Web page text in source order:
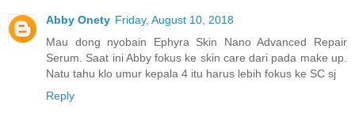
Abby Onety Friday, August 10, 2018
Mau dong nyobain Ephyra Skin Nano Advanced Repair
Serum. Saat ini Abby fokus ke skin care dari pada make up.
Natu tahu klo umur kepala 4 itu harus lebih fokus ke SC sj
Reply